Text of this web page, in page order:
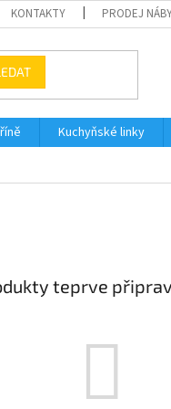
KONTAKTY PRODEJ
Kuchyňské linky
teprve